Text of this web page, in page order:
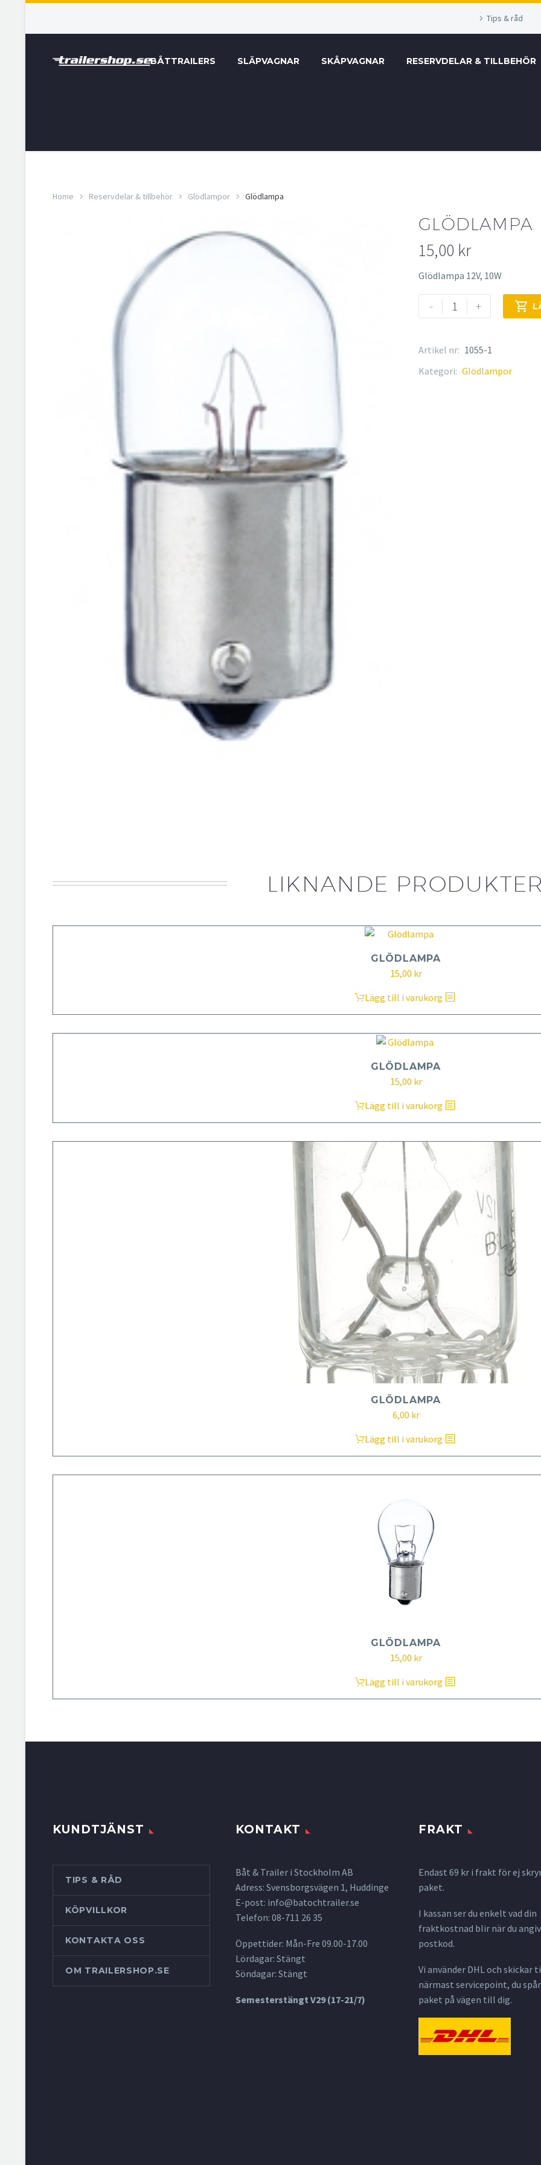
Tips & råd
BÅTTRAILERS SLÄPVAGNAR SKÅPVAGNAR RESERVDELAR & TILLBEHÖR
Home Reservdelar & tillbehör Glödlampor Glödlampa
GLÖDLAMPA
15,00 kr
Glödlampa 12V, 10W
-
Glödlampa
mängd
+ 
Artikel nr: 1055-1
Kategori: Glödlampor
LIKNANDE
GLÖDLAMPA
15,00 kr
Lägg till i varukorg
GLÖDLAMPA
15,00 kr
Lägg till i varukorg
GLÖDLAMPA
6,00 kr
Lägg till i varukorg
GLÖDLAMPA
15,00 kr
Lägg till i varukorg
KUNDTJÄNST
TIPS & RÅD
KÖPVILLKOR
KONTAKTA OSS
OM TRAILERSHOP.SE
KONTAKT
Båt & Trailer i Stockholm AB
Adress: Svensborgsvägen 1, Huddinge
E-post: info@batochtrailer.se
Telefon: 08-711 26 35
Öppettider: Mån-Fre 09.00-17.00
Lördagar: Stängt
Söndagar: Stängt
Semesterstängt V29 (17-21/7)
FRAKT
Endast 69 kr i frakt för ej
paket.
I kassan ser du enkelt vad din
fraktkostnad blir när du
postkod.
Vi använder DHL och skickar
närmast servicepoint, du
paket på vägen till dig.